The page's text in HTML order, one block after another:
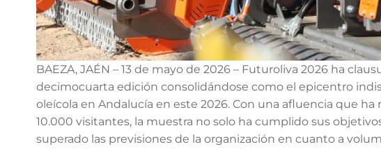
BAEZA, JAÉN – 13 de mayo de 2026 – Futuroliva 2026 ha
decimocuarta edición consolidándose como el epicentro
oleícola en Andalucía en este 2026. Con una afluencia que ha
10.000 visitantes, la muestra no solo ha cumplido sus
superado las previsiones de la organización en cuanto a